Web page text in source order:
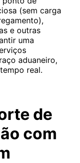
(sem carga
e outras
uma
aduaneiro,
real.
de
com